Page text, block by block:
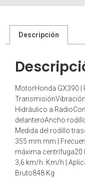
Descripción
MotorHonda GX390 |
Hidráulico a
delanteroAncho
Medida del rodillo
355 mm mm |
máxima centrífuga20
3,6 km/h. Km/h |
Bruto848 Kg